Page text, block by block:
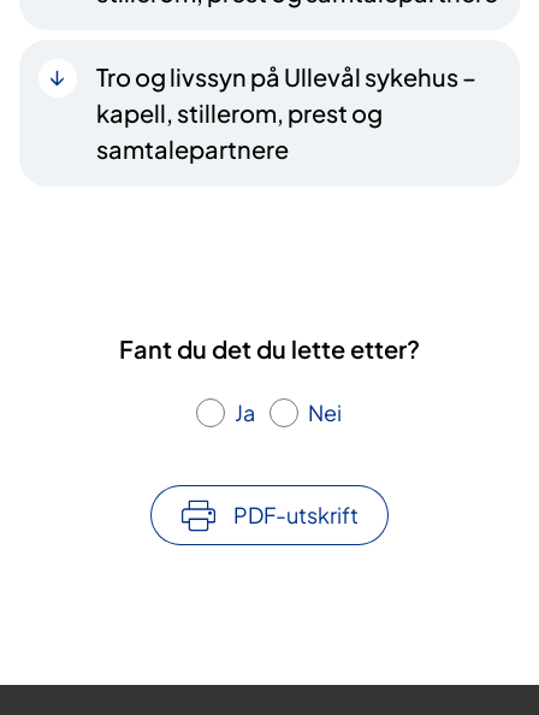
Tro og livssyn på Ullevål sykehus –
kapell, stillerom, prest og
samtalepartnere
Fant du det du lette etter?
Ja Nei
PDF-utskrift